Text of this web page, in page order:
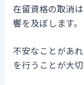
在留資格の取消
響を及ぼします。
不安なことがあ
を行うことが大切